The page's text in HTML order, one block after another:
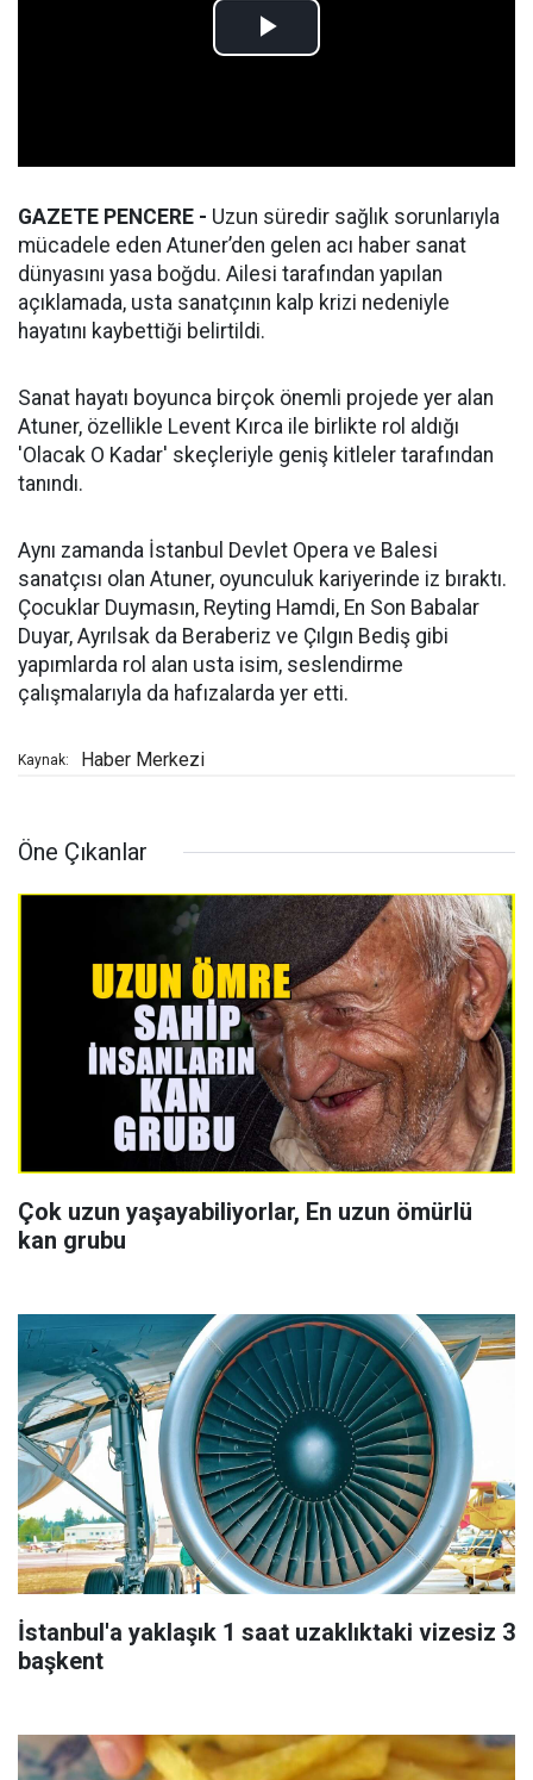
GAZETE PENCERE - Uzun süredir sağlık sorunlarıyla
mücadele eden Atuner’den gelen acı haber sanat
dünyasını yasa boğdu. Ailesi tarafından yapılan
açıklamada, usta sanatçının kalp krizi nedeniyle
hayatını kaybettiği belirtildi.
Sanat hayatı boyunca birçok önemli projede yer alan
Atuner, özellikle Levent Kırca ile birlikte rol aldığı
'Olacak O Kadar' skeçleriyle geniş kitleler tarafından
tanındı.
Aynı zamanda İstanbul Devlet Opera ve Balesi
sanatçısı olan Atuner, oyunculuk kariyerinde iz bıraktı.
Çocuklar Duymasın, Reyting Hamdi, En Son Babalar
Duyar, Ayrılsak da Beraberiz ve Çılgın Bediş gibi
yapımlarda rol alan usta isim, seslendirme
çalışmalarıyla da hafızalarda yer etti.
Kaynak: Haber Merkezi
Öne Çıkanlar
Çok uzun yaşayabiliyorlar, En uzun ömürlü
kan grubu
İstanbul'a yaklaşık 1 saat uzaklıktaki vizesiz 3
başkent